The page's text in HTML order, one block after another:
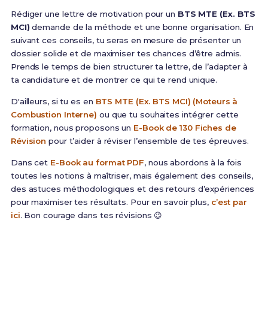
Rédiger une lettre de motivation pour un BTS MTE (Ex. BTS
MCI) demande de la méthode et une bonne organisation. En
suivant ces conseils, tu seras en mesure de présenter un
dossier solide et de maximiser tes chances d’être admis.
Prends le temps de bien structurer ta lettre, de l’adapter à
ta candidature et de montrer ce qui te rend unique.
D'ailleurs, si tu es en BTS MTE (Ex. BTS MCI) (Moteurs à
Combustion Interne) ou que tu souhaites intégrer cette
formation, nous proposons un E-Book de 130 Fiches de
Révision pour t’aider à réviser l’ensemble de tes épreuves.
Dans cet E-Book au format PDF, nous abordons à la fois
toutes les notions à maîtriser, mais également des conseils,
des astuces méthodologiques et des retours d’expériences
pour maximiser tes résultats. Pour en savoir plus, c’est par
ici. Bon courage dans tes révisions 😉